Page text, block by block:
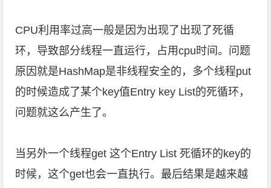
CPU利用率过高一般是因为出现了出现了死循
环，导致部分线程一直运行，占用cpu时间。问题
原因就是HashMap是非线程安全的，多个线程put
的时候造成了某个key值Entry key List的死循环，
问题就这么产生了。
当另外一个线程get 这个Entry List 死循环的key的
时候，这个get也会一直执行。最后结果是越来越